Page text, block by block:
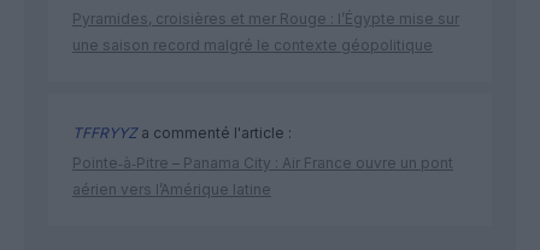
Pyramides, croisières et mer Rouge : l’Égypte mise sur
une saison record malgré le contexte géopolitique
TFFRYYZa commenté l'article :
Pointe‑à‑Pitre – Panama City : Air France ouvre un pont
aérien vers l’Amérique latine